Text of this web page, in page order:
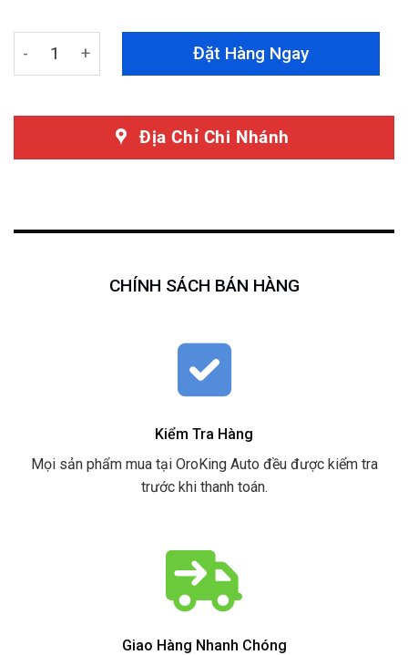
Giáp Gầm Honda City 2018 Bảo Vệ Động Cơ Toàn Diện
Đặt Hàng Ngay
Địa Chỉ Chi Nhánh
CHÍNH SÁCH BÁN HÀNG
Kiểm Tra Hàng
Mọi sản phẩm mua tại OroKing Auto đều được kiểm tra
trước khi thanh toán.
Giao Hàng Nhanh Chóng